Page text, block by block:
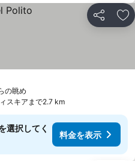
シェア お
の眺め
スキアまで2.7 km
選択してく
料金を表示